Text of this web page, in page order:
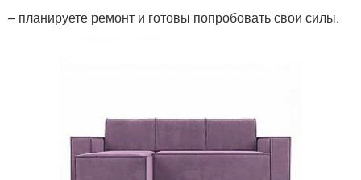
– планируете ремонт и готовы попробовать свои силы.